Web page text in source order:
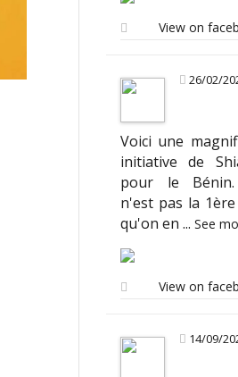
View on
26/02/
Voici une
initiative de
pour le
n'est pas la
qu'on en...See
View on
14/09/